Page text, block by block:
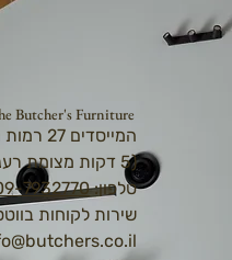
Butcher's Furniture
המייסדים 27 רמות השבים
(5 דקות מצומת רעננה)
טלפון:7932770
שירות לקוחות